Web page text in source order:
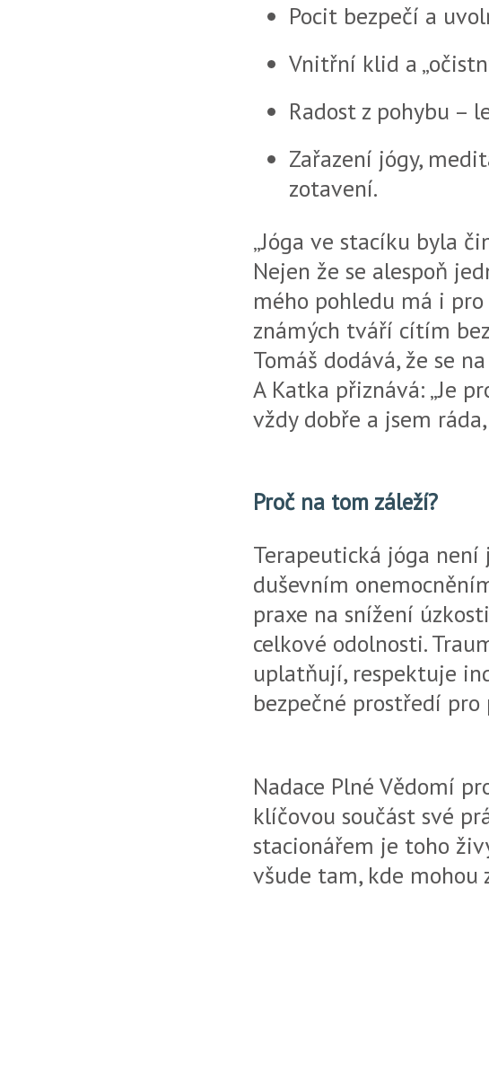
Pocit bezpečí a
Vnitřní klid a
Radost z pohybu –
Zařazení jógy,
zotavení.
„Jóga ve stacíku byla
Nejen že se alespoň
mého pohledu má i
známých tváří cítím
Tomáš dodává, že se
A Katka přiznává: „Je
vždy dobře a jsem
Proč na tom záleží?
Terapeutická jóga
duševním
praxe na snížení
celkové odolnosti.
uplatňují, respektuje
bezpečné prostředí
Nadace Plné Vědomí
klíčovou součást své
stacionářem je toho
všude tam, kde